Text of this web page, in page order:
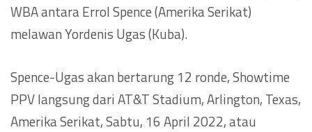
WBA antara Errol Spence (Amerika Serikat)
melawan Yordenis Ugas (Kuba).
Spence-Ugas akan bertarung 12 ronde, Showtime
PPV langsung dari AT&T Stadium, Arlington, Texas,
Amerika Serikat, Sabtu, 16 April 2022, atau